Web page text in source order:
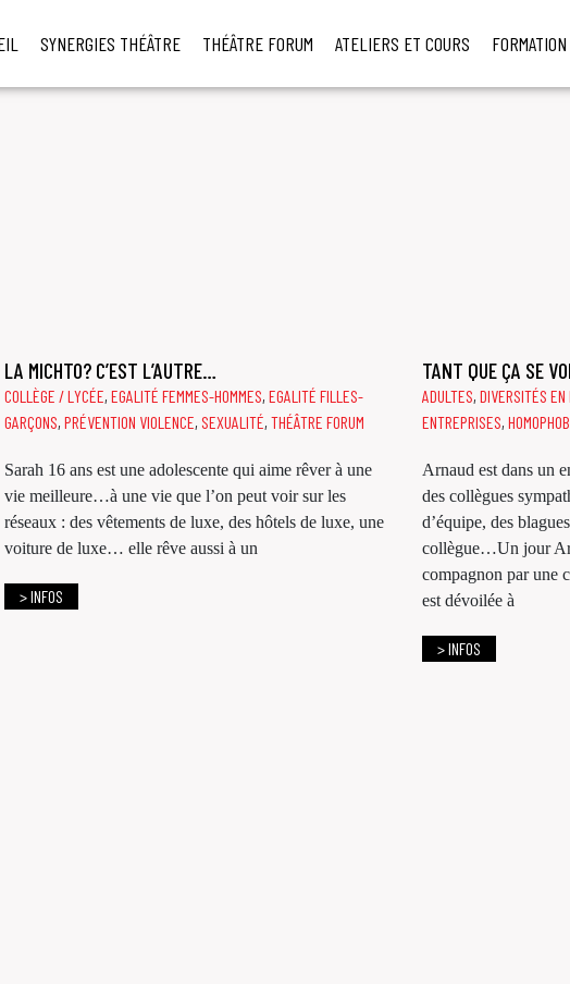
SYNERGIES THÉÂTRE THÉÂTRE FORUM ATELIERS ET COURS
LA MICHTO? C’EST L’AUTRE…
COLLÈGE / LYCÉE,EGALITÉ FEMMES-HOMMES,EGALITÉ FILLES-
GARÇONS,PRÉVENTION VIOLENCE,SEXUALITÉ,THÉÂTRE FORUM
Sarah 16 ans est une adolescente qui aime rêver à une
vie meilleure…à une vie que l’on peut voir sur les
réseaux : des vêtements de luxe, des hôtels de luxe, une
voiture de luxe… elle rêve aussi à un
> INFOS
TANT QUE ÇA SE
ADULTES, DIVERSITÉS EN
ENTREPRISES,
Arnaud est dans un
des collègues
d’équipe, des
collègue…Un jour
compagnon par une
est dévoilée à
> INFOS